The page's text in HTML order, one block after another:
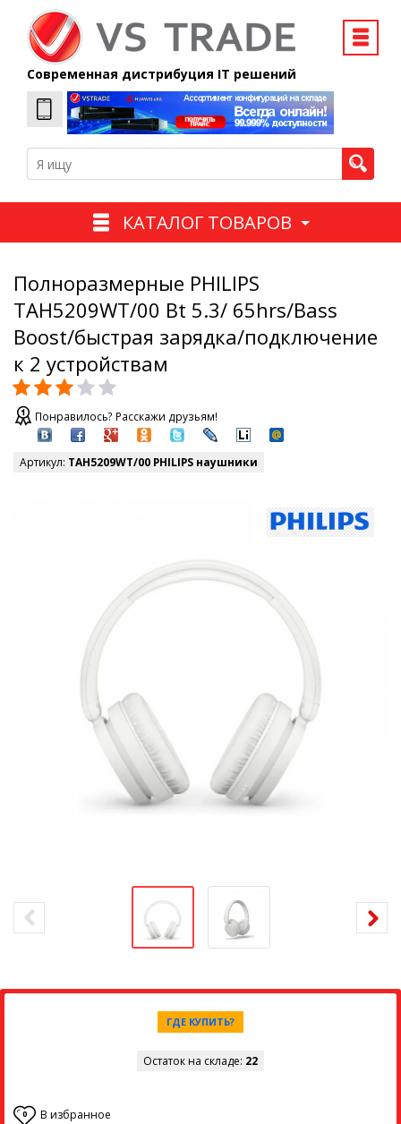
Современная дистрибуция IT решений
КАТАЛОГ ТОВАРОВ
Полноразмерные PHILIPS
TAH5209WT/00 Bt 5.3/ 65hrs/Bass
Boost/быстрая зарядка/подключение
к 2 устройствам
Понравилось? Расскажи друзьям!
Артикул: TAH5209WT/00 PHILIPS наушники
ГДЕ КУПИТЬ?
Остаток на складе: 22
0 В избранное